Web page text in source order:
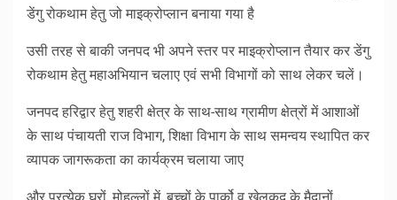
डेंगु रोकथाम हेतु जो माइक्रोप्लान बनाया गया है
उसी तरह से बाकी जनपद भी अपने स्तर पर माइक्रोप्लान तैयार कर डेंगु
रोकथाम हेतु महाअभियान चलाए एवं सभी विभागों को साथ लेकर चलें।
जनपद हरिद्वार हेतु शहरी क्षेत्र के साथ-साथ ग्रामीण क्षेत्रों में आशाओं
के साथ पंचायती राज विभाग, शिक्षा विभाग के साथ समन्वय स्थापित कर
व्यापक जागरूकता का कार्यक्रम चलाया जाए